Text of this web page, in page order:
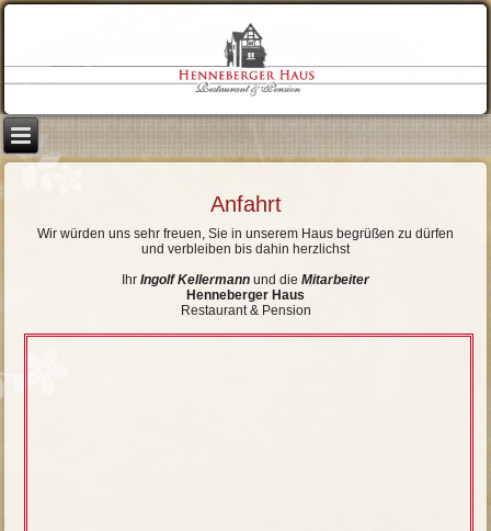
Anfahrt
Wir würden uns sehr freuen, Sie in unserem Haus begrüßen zu dürfen
und verbleiben bis dahin herzlichst
Ihr Ingolf Kellermann und die Mitarbeiter
Henneberger Haus
Restaurant & Pension